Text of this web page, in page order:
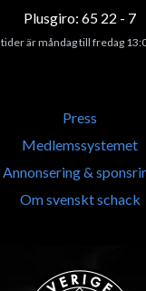
Plusgiro: 65 22 - 7
är måndag till fredag
Press
Medlemssystemet
Annonsering &
Om svenskt schack